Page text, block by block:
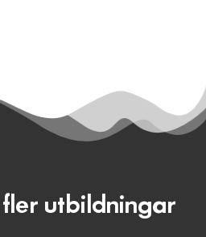
utbildningar